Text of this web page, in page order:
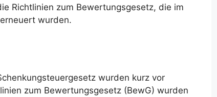
Richtlinien zum Bewertungsgesetz, die im
wurden.
wurden kurz vor
zum Bewertungsgesetz (BewG) wurden